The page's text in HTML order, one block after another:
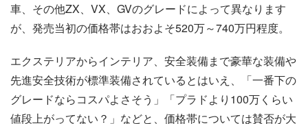
車、その他ZX、VX、GVのグレードによって異なります
が、発売当初の価格帯はおおよそ520万～740万円程度。
エクステリアからインテリア、安全装備まで豪華な装備や
先進安全技術が標準装備されているとはいえ、「一番下の
グレードならコスパよさそう」「プラドより100万くらい
値段上がってない？」などと、価格帯については賛否が大